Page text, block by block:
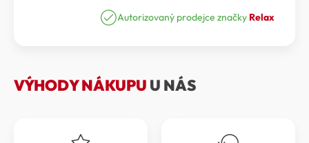
byla:
je:
Autorizovaný prodejce značky Relax
VÝHODY NÁKUPU U NÁS